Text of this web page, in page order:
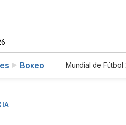
Boxeo Mundial de Fútbol